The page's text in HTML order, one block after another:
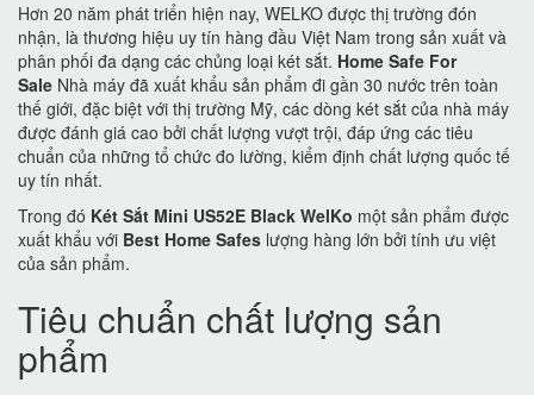
Hơn 20 năm phát triển hiện nay, WELKO được thị trường đón
nhận, là thương hiệu uy tín hàng đầu Việt Nam trong sản xuất và
phân phối đa dạng các chủng loại két sắt. Home Safe For
Sale Nhà máy đã xuất khẩu sản phẩm đi gần 30 nước trên toàn
thế giới, đặc biệt với thị trường Mỹ, các dòng két sắt của nhà máy
được đánh giá cao bởi chất lượng vượt trội, đáp ứng các tiêu
chuẩn của những tổ chức đo lường, kiểm định chất lượng quốc tế
uy tín nhất.
Trong đó Két Sắt Mini US52E Black WelKo một sản phẩm được
xuất khẩu với Best Home Safes lượng hàng lớn bởi tính ưu việt
của sản phẩm.
Tiêu chuẩn chất lượng sản
phẩm